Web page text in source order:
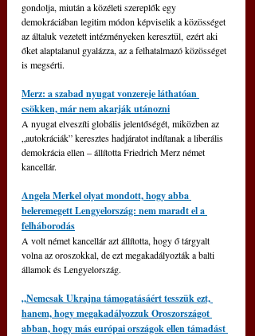
gondolja, miután a közéleti szereplők egy
demokráciában legitim módon képviselik a közösséget
az általuk vezetett intézményeken keresztül, ezért aki
őket alaptalanul gyalázza, az a felhatalmazó közösséget
is megsérti.
Merz: a szabad nyugat vonzereje láthatóan
csökken, már nem akarják utánozni
A nyugat elveszíti globális jelentőségét, miközben az
„autokráciák” keresztes hadjáratot indítanak a liberális
demokrácia ellen – állította Friedrich Merz német
kancellár.
Angela Merkel olyat mondott, hogy abba
beleremegett Lengyelország: nem maradt el a
felháborodás
A volt német kancellár azt állította, hogy ő tárgyalt
volna az oroszokkal, de ezt megakadályozták a balti
államok és Lengyelország.
„Nemcsak Ukrajna támogatásáért tesszük ezt,
hanem, hogy megakadályozzuk Oroszországot
abban, hogy más európai országok ellen támadást